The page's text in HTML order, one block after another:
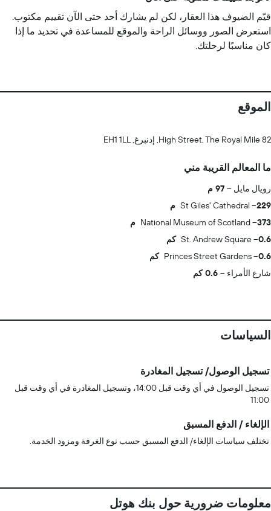
قيّم الضيوف هذا العقار، لكن لم يشارك أحد حتى الآن تقييم مكتوب.
استعرض الصور ووسائل الراحة والموقع للمساعدة في تحديد ما إذا
كان مناسبًا لرحلتك.
الموقع
82 High Street, The Royal Mile, إدنبرغ, EH1 1LL
ما المعالم القريبة مني
رويال مايل
97 م
St Giles' Cathedral
229 م
National Museum of Scotland
373 م
St. Andrew Square
0.6 كم
Princes Street Gardens
0.6 كم
شارع الأمراء
0.6 كم
السياسات
تسجيل الوصول/ تسجيل المغادرة
تسجيل الوصول في أي وقت قبل 14:00، وتسجيل المغادرة في أي وقت قبل
11:00
الإلغاء / الدفع المسبق
تختلف سياسات الإلغاء/ الدفع المسبق حسب نوع الغرفة ومزود الخدمة.
معلومات ضرورية حول بنك هوتل